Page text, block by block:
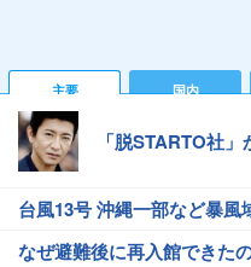
主要 国内
「脱STARTO社
台風13号 沖縄一部など暴風
なぜ避難後に再入館できた